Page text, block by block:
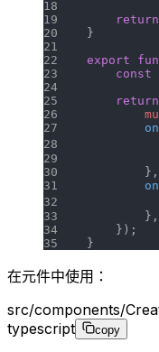
    return
}
export
    const
    return
        },
        },
    });
}
在元件中使用：
src/components/
typescript
copy